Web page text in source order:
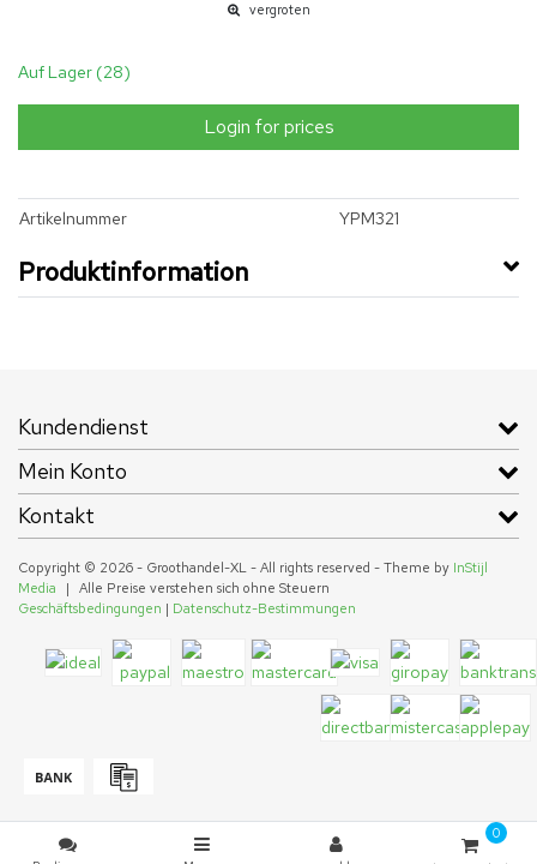
vergroten
Auf Lager (28)
Login for prices
Artikelnummer YPM321
Produktinformation
Kundendienst
Mein Konto
Kontakt
Copyright © 2026 - Groothandel-XL - All rights reserved - Theme by InStijl
Media
|
Alle Preise verstehen sich ohne Steuern
Geschäftsbedingungen | Datenschutz-Bestimmungen
0